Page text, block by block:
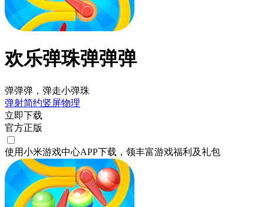
欢乐弹珠弹弹弹
弹弹弹，弹走小弹珠
弹射简约竖屏物理
立即下载
官方正版
使用小米游戏中心APP下载 ，领丰富游戏福利 及礼包